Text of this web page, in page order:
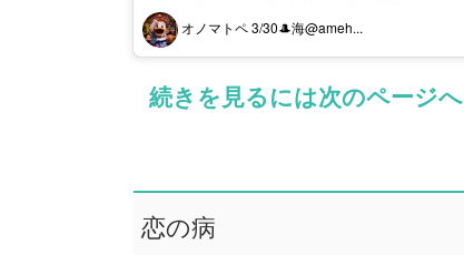
オノマトペ 3/30🎩海@ameh...
続きを見るには次のページへ
恋の病